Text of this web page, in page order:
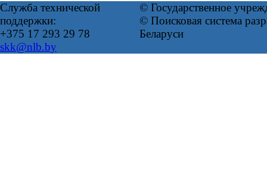
Служба технической
поддержки:
+375 17 293 29 78
skk@nlb.by
© Государственное
© Поисковая система
Беларуси